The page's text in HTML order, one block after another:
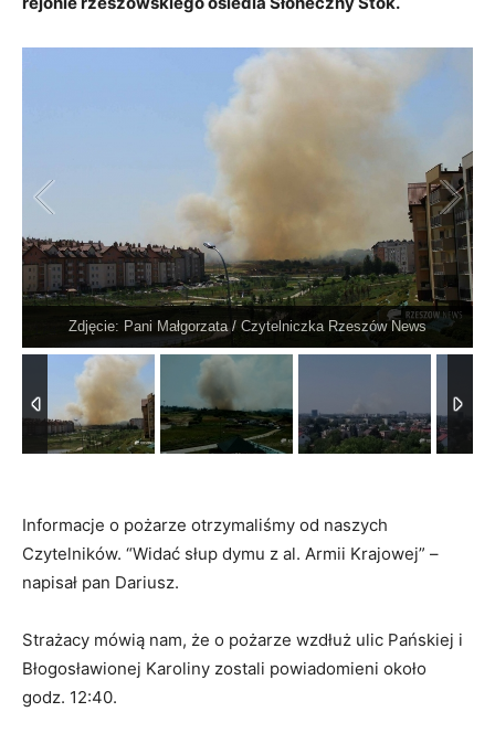
Zdjęcie: Pani Małgorzata / Czytelniczka Rzeszów News
Informacje o pożarze otrzymaliśmy od naszych
Czytelników. “Widać słup dymu z al. Armii Krajowej” –
napisał pan Dariusz.
Strażacy mówią nam, że o pożarze wzdłuż ulic Pańskiej i
Błogosławionej Karoliny zostali powiadomieni około
godz. 12:40.